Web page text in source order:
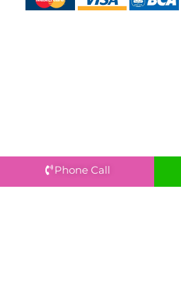
Phone Call